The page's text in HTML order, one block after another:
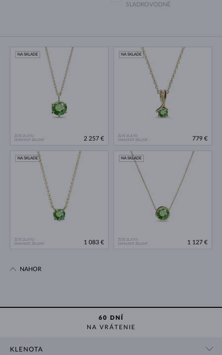
SLADKOVODNÉ
ŽLTÉ ZLATO
DIAMANT ZELENÝ
NA SKLADE
2 257 €
ŽLTÉ ZLATO
DIAMANT ZELENÝ
NA SKLADE
779 €
ŽLTÉ ZLATO
DIAMANT ZELENÝ
NA SKLADE
1 083 €
ŽLTÉ ZLATO
DIAMANT ZELENÝ
NA SKLADE
1 127 €
NAHOR
60 DNÍ
NA VRÁTENIE
KLENOTA